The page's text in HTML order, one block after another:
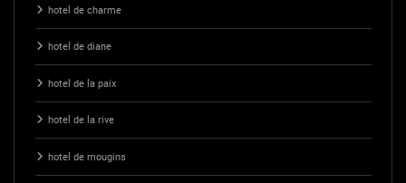
hotel de charme
hotel de diane
hotel de la paix
hotel de la rive
hotel de mougins